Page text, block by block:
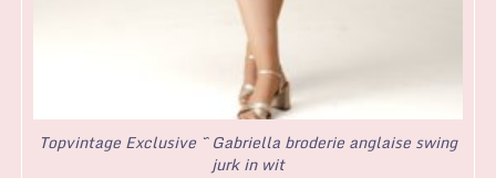
Topvintage Exclusive ~ Gabriella broderie anglaise swing
jurk in wit